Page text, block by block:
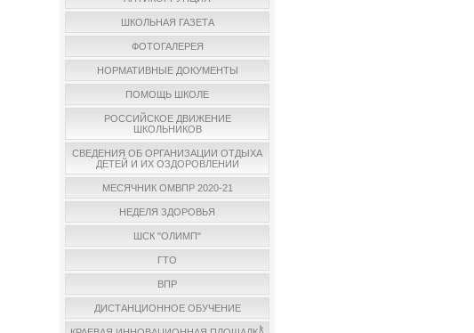
ШКОЛЬНАЯ ГАЗЕТА
ФОТОГАЛЕРЕЯ
НОРМАТИВНЫЕ ДОКУМЕНТЫ
ПОМОЩЬ ШКОЛЕ
РОССИЙСКОЕ ДВИЖЕНИЕ
ШКОЛЬНИКОВ
СВЕДЕНИЯ ОБ ОРГАНИЗАЦИИ ОТДЫХА
ДЕТЕЙ И ИХ ОЗДОРОВЛЕНИИ
МЕСЯЧНИК ОМВПР 2020-21
НЕДЕЛЯ ЗДОРОВЬЯ
ШСК "ОЛИМП"
ГТО
ВПР
ДИСТАНЦИОННОЕ ОБУЧЕНИЕ